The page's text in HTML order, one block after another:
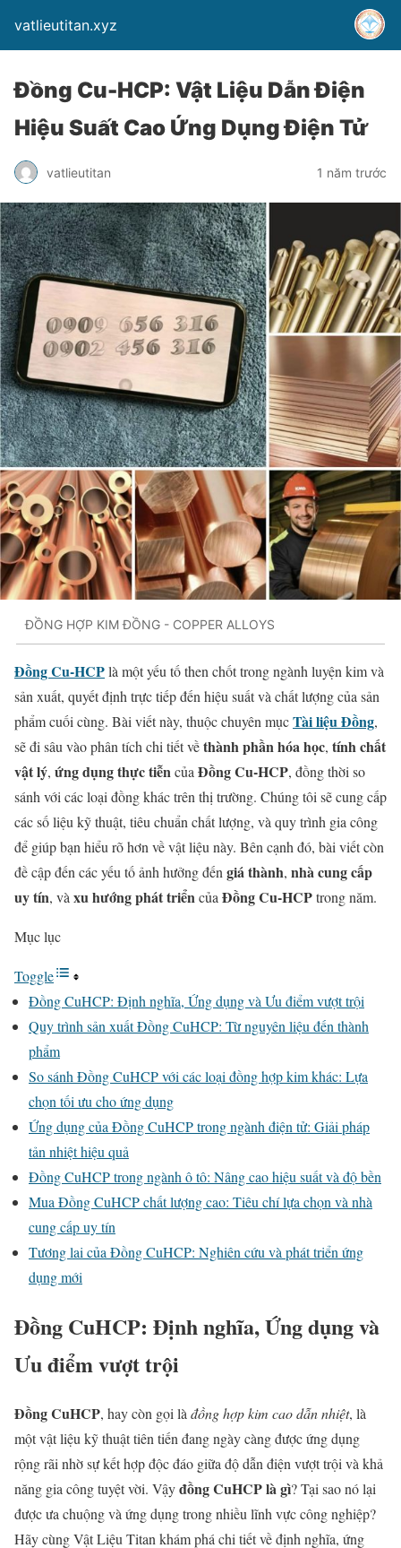
vatlieutitan.xyz
Đồng Cu-HCP: Vật Liệu Dẫn Điện
Hiệu Suất Cao Ứng Dụng Điện Tử
vatlieutitan 1 năm trước
ĐỒNG HỢP KIM ĐỒNG - COPPER ALLOYS
Đồng Cu-HCPlà một yếu tố then chốt trong ngành luyện kim và
sản xuất, quyết định trực tiếp đến hiệu suất và chất lượng của sản
phẩm cuối cùng. Bài viết này, thuộc chuyên mụcTài liệu Đồng,
sẽ đi sâu vào phân tích chi tiết vềthành phần hóa học, tính chất
vật lý, ứng dụng thực tiễncủa Đồng Cu-HCP, đồng thời so
sánh với các loại đồng khác trên thị trường. Chúng tôi sẽ cung cấp
các số liệu kỹ thuật, tiêu chuẩn chất lượng, và quy trình gia công
để giúp bạn hiểu rõ hơn về vật liệu này. Bên cạnh đó, bài viết còn
đề cập đến các yếu tố ảnh hưởng đến giá thành, nhà cung cấp
uy tín, và xu hướng phát triểncủa Đồng Cu-HCPtrong năm.
Mục lục
Toggle
Đồng CuHCP: Định nghĩa, Ứng dụng và Ưu điểm vượt trội
Quy trình sản xuất Đồng CuHCP: Từ nguyên liệu đến thành
phẩm
So sánh Đồng CuHCP với các loại đồng hợp kim khác: Lựa
chọn tối ưu cho ứng dụng
Ứng dụng của Đồng CuHCP trong ngành điện tử: Giải pháp
tản nhiệt hiệu quả
Đồng CuHCP trong ngành ô tô: Nâng cao hiệu suất và độ bền
Mua Đồng CuHCP chất lượng cao: Tiêu chí lựa chọn và nhà
cung cấp uy tín
Tương lai của Đồng CuHCP: Nghiên cứu và phát triển ứng
dụng mới
Đồng CuHCP: Định nghĩa, Ứng dụng và
Ưu điểm vượt trội
Đồng CuHCP, hay còn gọi là đồng hợp kim cao dẫn nhiệt, là
một vật liệu kỹ thuật tiên tiến đang ngày càng được ứng dụng
rộng rãi nhờ sự kết hợp độc đáo giữa độ dẫn điện vượt trội và khả
năng gia công tuyệt vời. Vậyđồng CuHCP là gì? Tại sao nó lại
được ưa chuộng và ứng dụng trong nhiều lĩnh vực công nghiệp?
Hãy cùng Vật Liệu Titan khám phá chi tiết về định nghĩa, ứng